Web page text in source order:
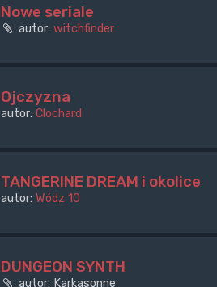
Nowe seriale
autor: witchfinder
Ojczyzna
autor: Clochard
TANGERINE DREAM i okolice
autor: Wódz 10
DUNGEON SYNTH
autor: Karkasonne